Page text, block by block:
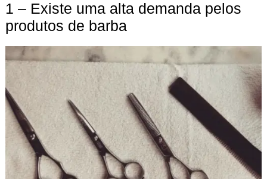
1 – Existe uma alta demanda pelos
produtos de barba